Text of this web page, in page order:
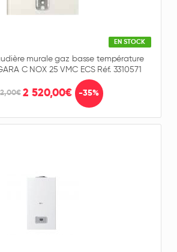
EN STOCK
murale gaz basse température
C NOX 25 VMC ECS Réf. 3310571
2 520,00€ -35%